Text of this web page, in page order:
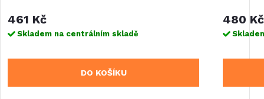
461 Kč
Skladem na centrálním skladě
DO KOŠÍKU
480 Kč